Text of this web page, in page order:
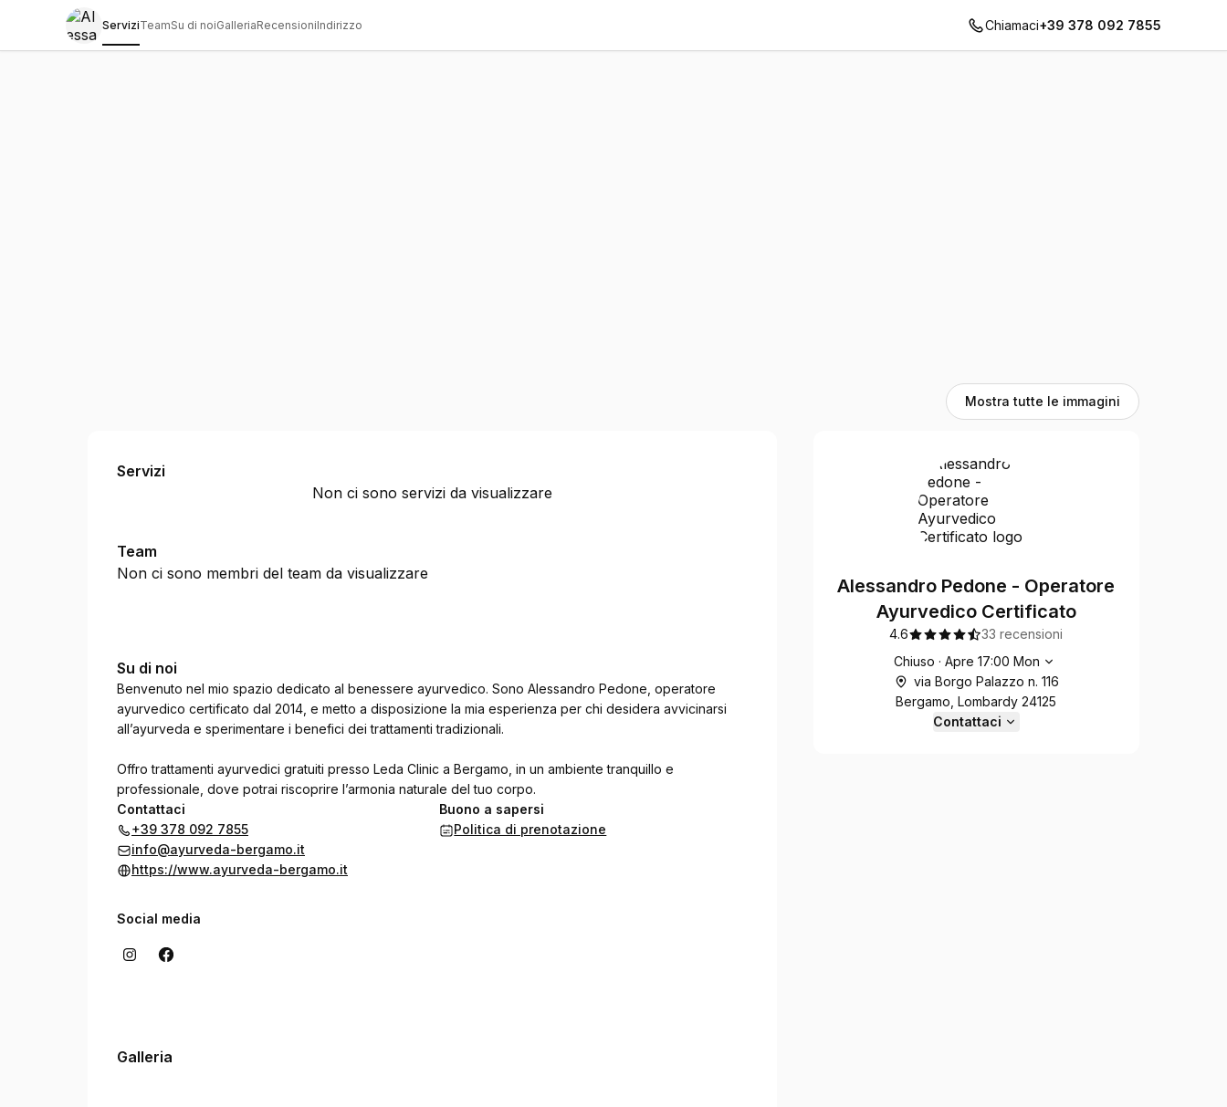
ServiziTeamSu di noiGalleriaRecensioniIndirizzo Chiamaci+39 378 092 7855
Mostra tutte le immagini
Alessandro Pedone - Operatore Ayurvedico Certificato
Servizi
Non ci sono servizi da visualizzare
Team
Non ci sono membri del team da visualizzare
Su di noi
Benvenuto nel mio spazio dedicato al benessere ayurvedico. Sono Alessandro Pedone, operatore
ayurvedico certificato dal 2014, e metto a disposizione la mia esperienza per chi desidera avvicinarsi
all’ayurveda e sperimentare i benefici dei trattamenti tradizionali.
Offro trattamenti ayurvedici gratuiti presso Leda Clinic a Bergamo, in un ambiente tranquillo e
professionale, dove potrai riscoprire l’armonia naturale del tuo corpo.
Contattaci
+39 378 092 7855
info@ayurveda-bergamo.it
https://www.ayurveda-bergamo.it
Buono a sapersi
Politica di prenotazione
Social media
Galleria
Alessandro Pedone - Operatore
Ayurvedico Certificato
4.6 33 recensioni
Orari di apertura
Chiuso ·Apre 17:00 Mon
via Borgo Palazzo n. 116
Bergamo, Lombardy 24125
Contattaci